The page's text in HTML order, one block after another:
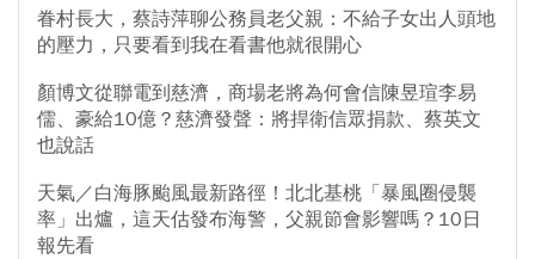
眷村長大，蔡詩萍聊公務員老父親：不給子女出人頭地
的壓力，只要看到我在看書他就很開心
顏博文從聯電到慈濟，商場老將為何會信陳昱瑄李易
儒、豪給10億？慈濟發聲：將捍衛信眾捐款、蔡英文
也說話
天氣／白海豚颱風最新路徑！北北基桃「暴風圈侵襲
率」出爐，這天估發布海警，父親節會影響嗎？10日
報先看